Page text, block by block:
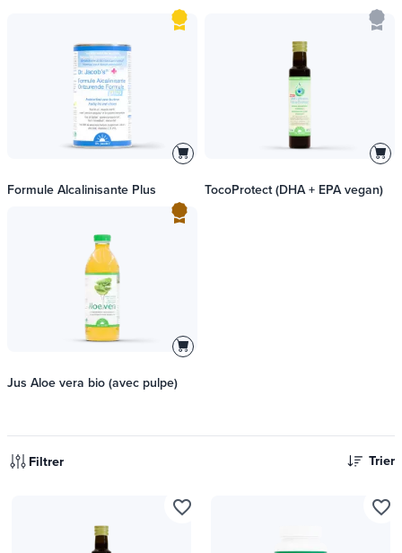
Formule Alcalinisante Plus TocoProtect (DHA + EPA vegan)
Jus Aloe vera bio (avec pulpe)
Filtrer Trier
favorite_border favorite_border